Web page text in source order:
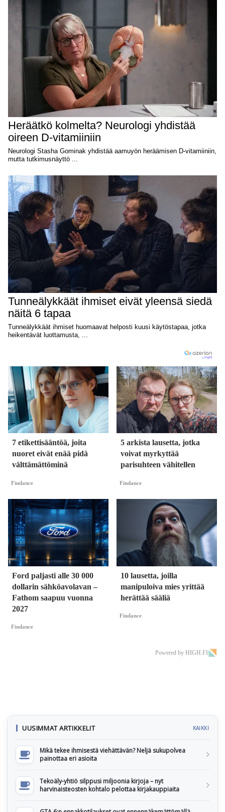
7 etikettisääntöä, joita
nuoret eivät enää pidä
välttämättöminä
Findance
5 arkista lausetta, jotka
voivat myrkyttää
parisuhteen vähitellen
Findance
Ford paljasti alle 30 000
dollarin sähköavolavan –
Fathom saapuu vuonna
2027
Findance
10 lausetta, joilla
manipuloiva mies yrittää
herättää sääliä
Findance
Powered by HIGH.FI
UUSIMMAT ARTIKKELIT KAIKKI
Mikä tekee ihmisestä viehättävän? Neljä sukupolvea
painottaa eri asioita
Tekoäly-yhtiö silppusi miljoonia kirjoja – nyt
harvinaisteosten kohtalo pelottaa kirjakauppiaita